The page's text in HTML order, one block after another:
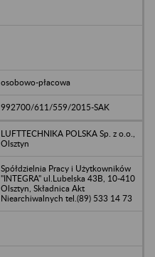
osobowo-płacowa
992700/611/559/2015-SAK
LUFTTECHNIKA POLSKA Sp. z o.o.,
Olsztyn
Spółdzielnia Pracy i Użytkowników
"INTEGRA" ul.Lubelska 43B, 10-410
Olsztyn, Składnica Akt
Niearchiwalnych tel.(89) 533 14 73